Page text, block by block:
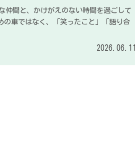
仲間と、かけがえのない時間を過ごして
の車ではなく、「笑ったこと」「語り合
2026.06.11